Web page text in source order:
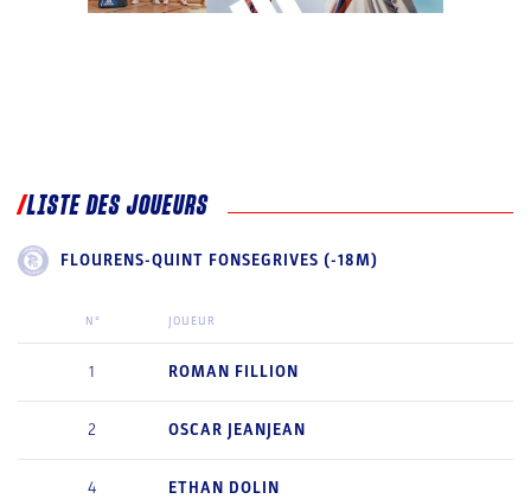
LISTE DES JOUEURS
FLOURENS-QUINT FONSEGRIVES (-18M)
N° JOUEUR
1 ROMAN FILLION
2 OSCAR JEANJEAN
4 ETHAN DOLIN